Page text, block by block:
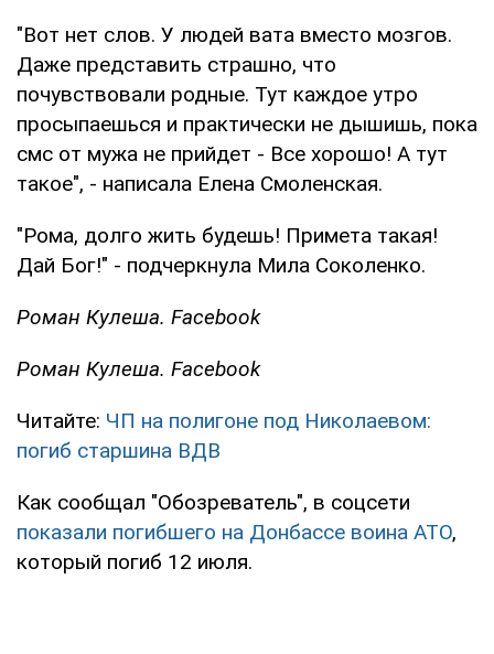
"Вот нет слов. У людей вата вместо мозгов.
Даже представить страшно, что
почувствовали родные. Тут каждое утро
просыпаешься и практически не дышишь, пока
смс от мужа не прийдет - Все хорошо! А тут
такое", - написала Елена Смоленская.
"Рома, долго жить будешь! Примета такая!
Дай Бог!" - подчеркнула Мила Соколенко.
Роман Кулеша. Facebook
Роман Кулеша. Facebook
Читайте: ЧП на полигоне под Николаевом:
погиб старшина ВДВ
Как сообщал "Обозреватель", в соцсети
показали погибшего на Донбассе воина АТО,
который погиб 12 июля.